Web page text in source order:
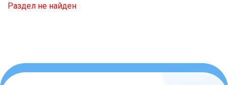
Раздел не найден